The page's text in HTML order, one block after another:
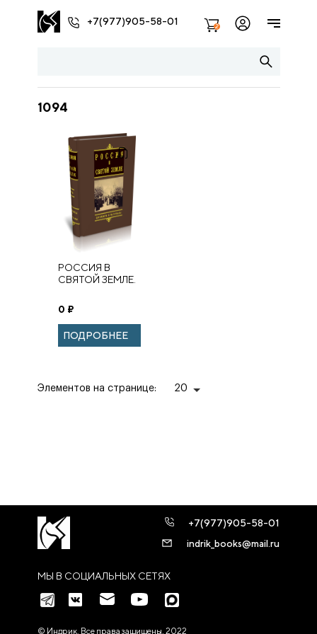
+7(977)905-58-01 2
1094
РОССИЯ В
СВЯТОЙ ЗЕМЛЕ.
МАТЕРИАЛЫ: Т. 2
0 ₽
ПОДРОБНЕЕ
Элементов на странице: 20
МЫ В СОЦИАЛЬНЫХ СЕТЯХ
+7(977)905-58-01
indrik_books@mail.ru
© Индрик. Все права защищены, 2022